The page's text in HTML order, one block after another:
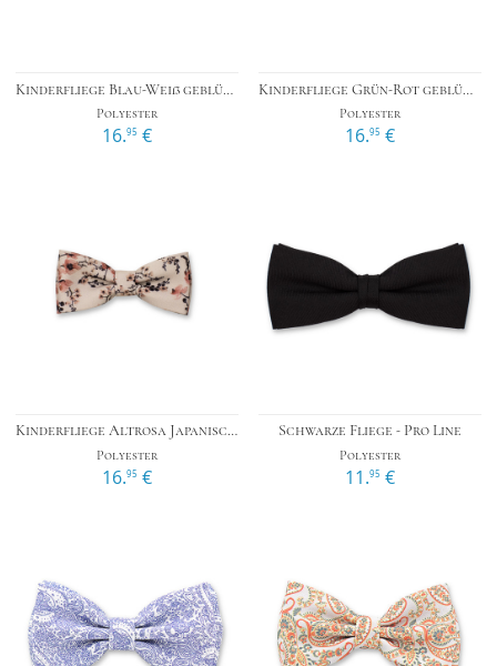
Kinderfliege Blau-Weiß geblümt
Polyester
16.95 €
Kinderfliege Grün-Rot geblümt
Polyester
16.95 €
Kinderfliege Altrosa Japanische Blüte
Polyester
16.95 €
Schwarze Fliege - Pro Line
Polyester
11.95 €